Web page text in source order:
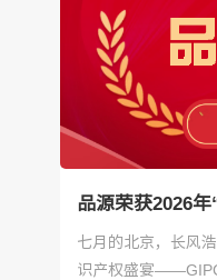
七月的北京，长风
识产权盛宴